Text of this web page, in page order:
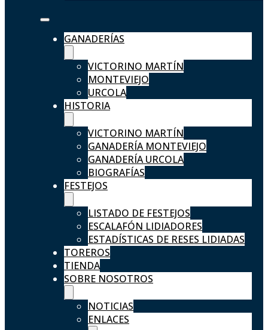
GANADERÍAS
VICTORINO MARTÍN
MONTEVIEJO
URCOLA
HISTORIA
VICTORINO MARTÍN
GANADERÍA MONTEVIEJO
GANADERÍA URCOLA
BIOGRAFÍAS
FESTEJOS
LISTADO DE FESTEJOS
ESCALAFÓN LIDIADORES
ESTADÍSTICAS DE RESES LIDIADAS
TOREROS
TIENDA
SOBRE NOSOTROS
NOTICIAS
ENLACES